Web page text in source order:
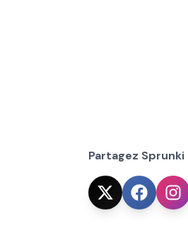
Partagez Sprunki